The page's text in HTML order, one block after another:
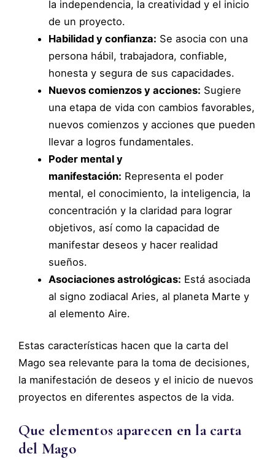
la independencia, la creatividad y el inicio
de un proyecto.
Habilidad y confianza: Se asocia con una
persona hábil, trabajadora, confiable,
honesta y segura de sus capacidades.
Nuevos comienzos y acciones: Sugiere
una etapa de vida con cambios favorables,
nuevos comienzos y acciones que pueden
llevar a logros fundamentales.
Poder mental y
manifestación: Representa el poder
mental, el conocimiento, la inteligencia, la
concentración y la claridad para lograr
objetivos, así como la capacidad de
manifestar deseos y hacer realidad
sueños.
Asociaciones astrológicas: Está asociada
al signo zodiacal Aries, al planeta Marte y
al elemento Aire.
Estas características hacen que la carta del
Mago sea relevante para la toma de decisiones,
la manifestación de deseos y el inicio de nuevos
proyectos en diferentes aspectos de la vida.
Que elementos aparecen en la carta
del Mago